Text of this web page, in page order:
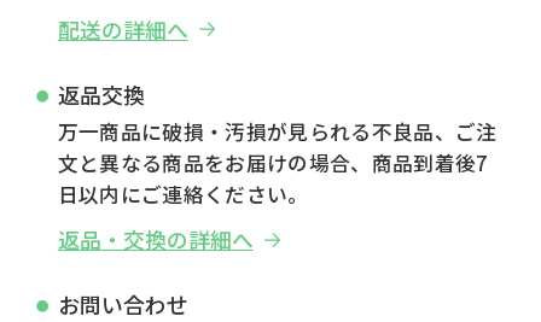
配送の詳細へ
返品交換
万一商品に破損・汚損が見られる不良品、ご注
文と異なる商品をお届けの場合、商品到着後7
日以内にご連絡ください。
返品・交換の詳細へ
お問い合わせ